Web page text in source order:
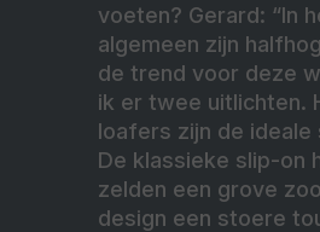
voeten? Gerard: “In
algemeen zijn
de trend voor deze
ik er twee uitlichten.
loafers zijn de ideale
De klassieke slip-on
zelden een grove
design een stoere